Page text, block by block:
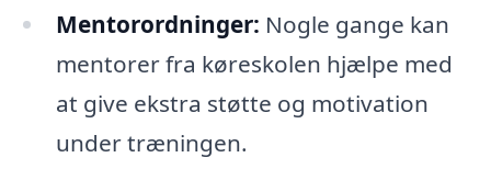
Mentorordninger: Nogle gange kan
mentorer fra køreskolen hjælpe med
at give ekstra støtte og motivation
under træningen.